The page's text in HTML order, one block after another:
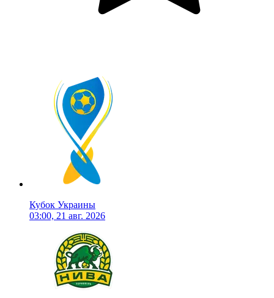
Кубок Украины
03:00, 21 авг. 2026